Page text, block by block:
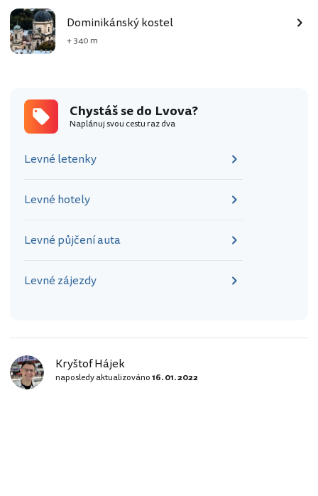
Dominikánský kostel
+ 340 m
Chystáš se do Lvova?
Naplánuj svou cestu raz dva
Levné letenky
Levné hotely
Levné půjčení auta
Levné zájezdy
Kryštof Hájek
naposledy aktualizováno16. 01. 2022